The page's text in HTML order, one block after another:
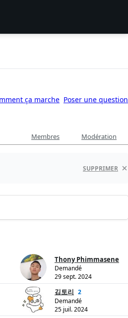
ça marche Poser une question
Membres Modération
SUPPRIMER
Thony Phimmasene
Demandé
29 sept. 2024
김토리 2
Demandé
25 juil. 2024